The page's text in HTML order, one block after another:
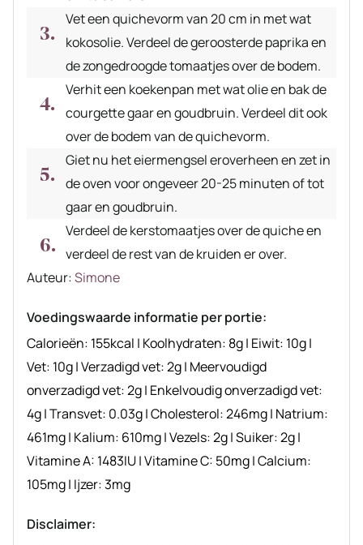
Vet een quichevorm van 20 cm in met wat
kokosolie. Verdeel de geroosterde paprika en
de zongedroogde tomaatjes over de bodem.
Verhit een koekenpan met wat olie en bak de
courgette gaar en goudbruin. Verdeel dit ook
over de bodem van de quichevorm.
Giet nu het eiermengsel eroverheen en zet in
de oven voor ongeveer 20-25 minuten of tot
gaar en goudbruin.
Verdeel de kerstomaatjes over de quiche en
verdeel de rest van de kruiden er over.
Auteur
Auteur:Simone
Voedingswaarde informatie per portie:
Calorieën: 155kcal | Koolhydraten: 8g| Eiwit: 10g|
Vet: 10g|Verzadigd vet:2g| Meervoudigd
onverzadigd vet:2g| Enkelvoudig onverzadigd vet:
4g|Transvet: 0.03g|Cholesterol:246mg| Natrium:
461mg| Kalium: 610mg|Vezels:2g|Suiker:2g|
Vitamine A: 1483IU|Vitamine C: 50mg|Calcium:
105mg| Ijzer:3mg
Disclaimer: